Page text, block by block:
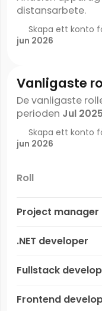
distansarbete.
Skapa ett konto
jun 2026
Vanligaste
De vanligaste
perioden Jul
Skapa ett konto
jun 2026
Roll
Project manager
.NET developer
Fullstack
Frontend